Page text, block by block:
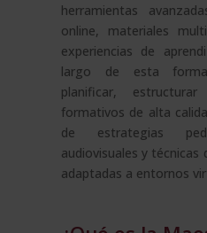
herramientas
online, materiales
experiencias de
largo de esta
planificar,
formativos de alta
de estrategias
audiovisuales y técnicas
adaptadas a entornos